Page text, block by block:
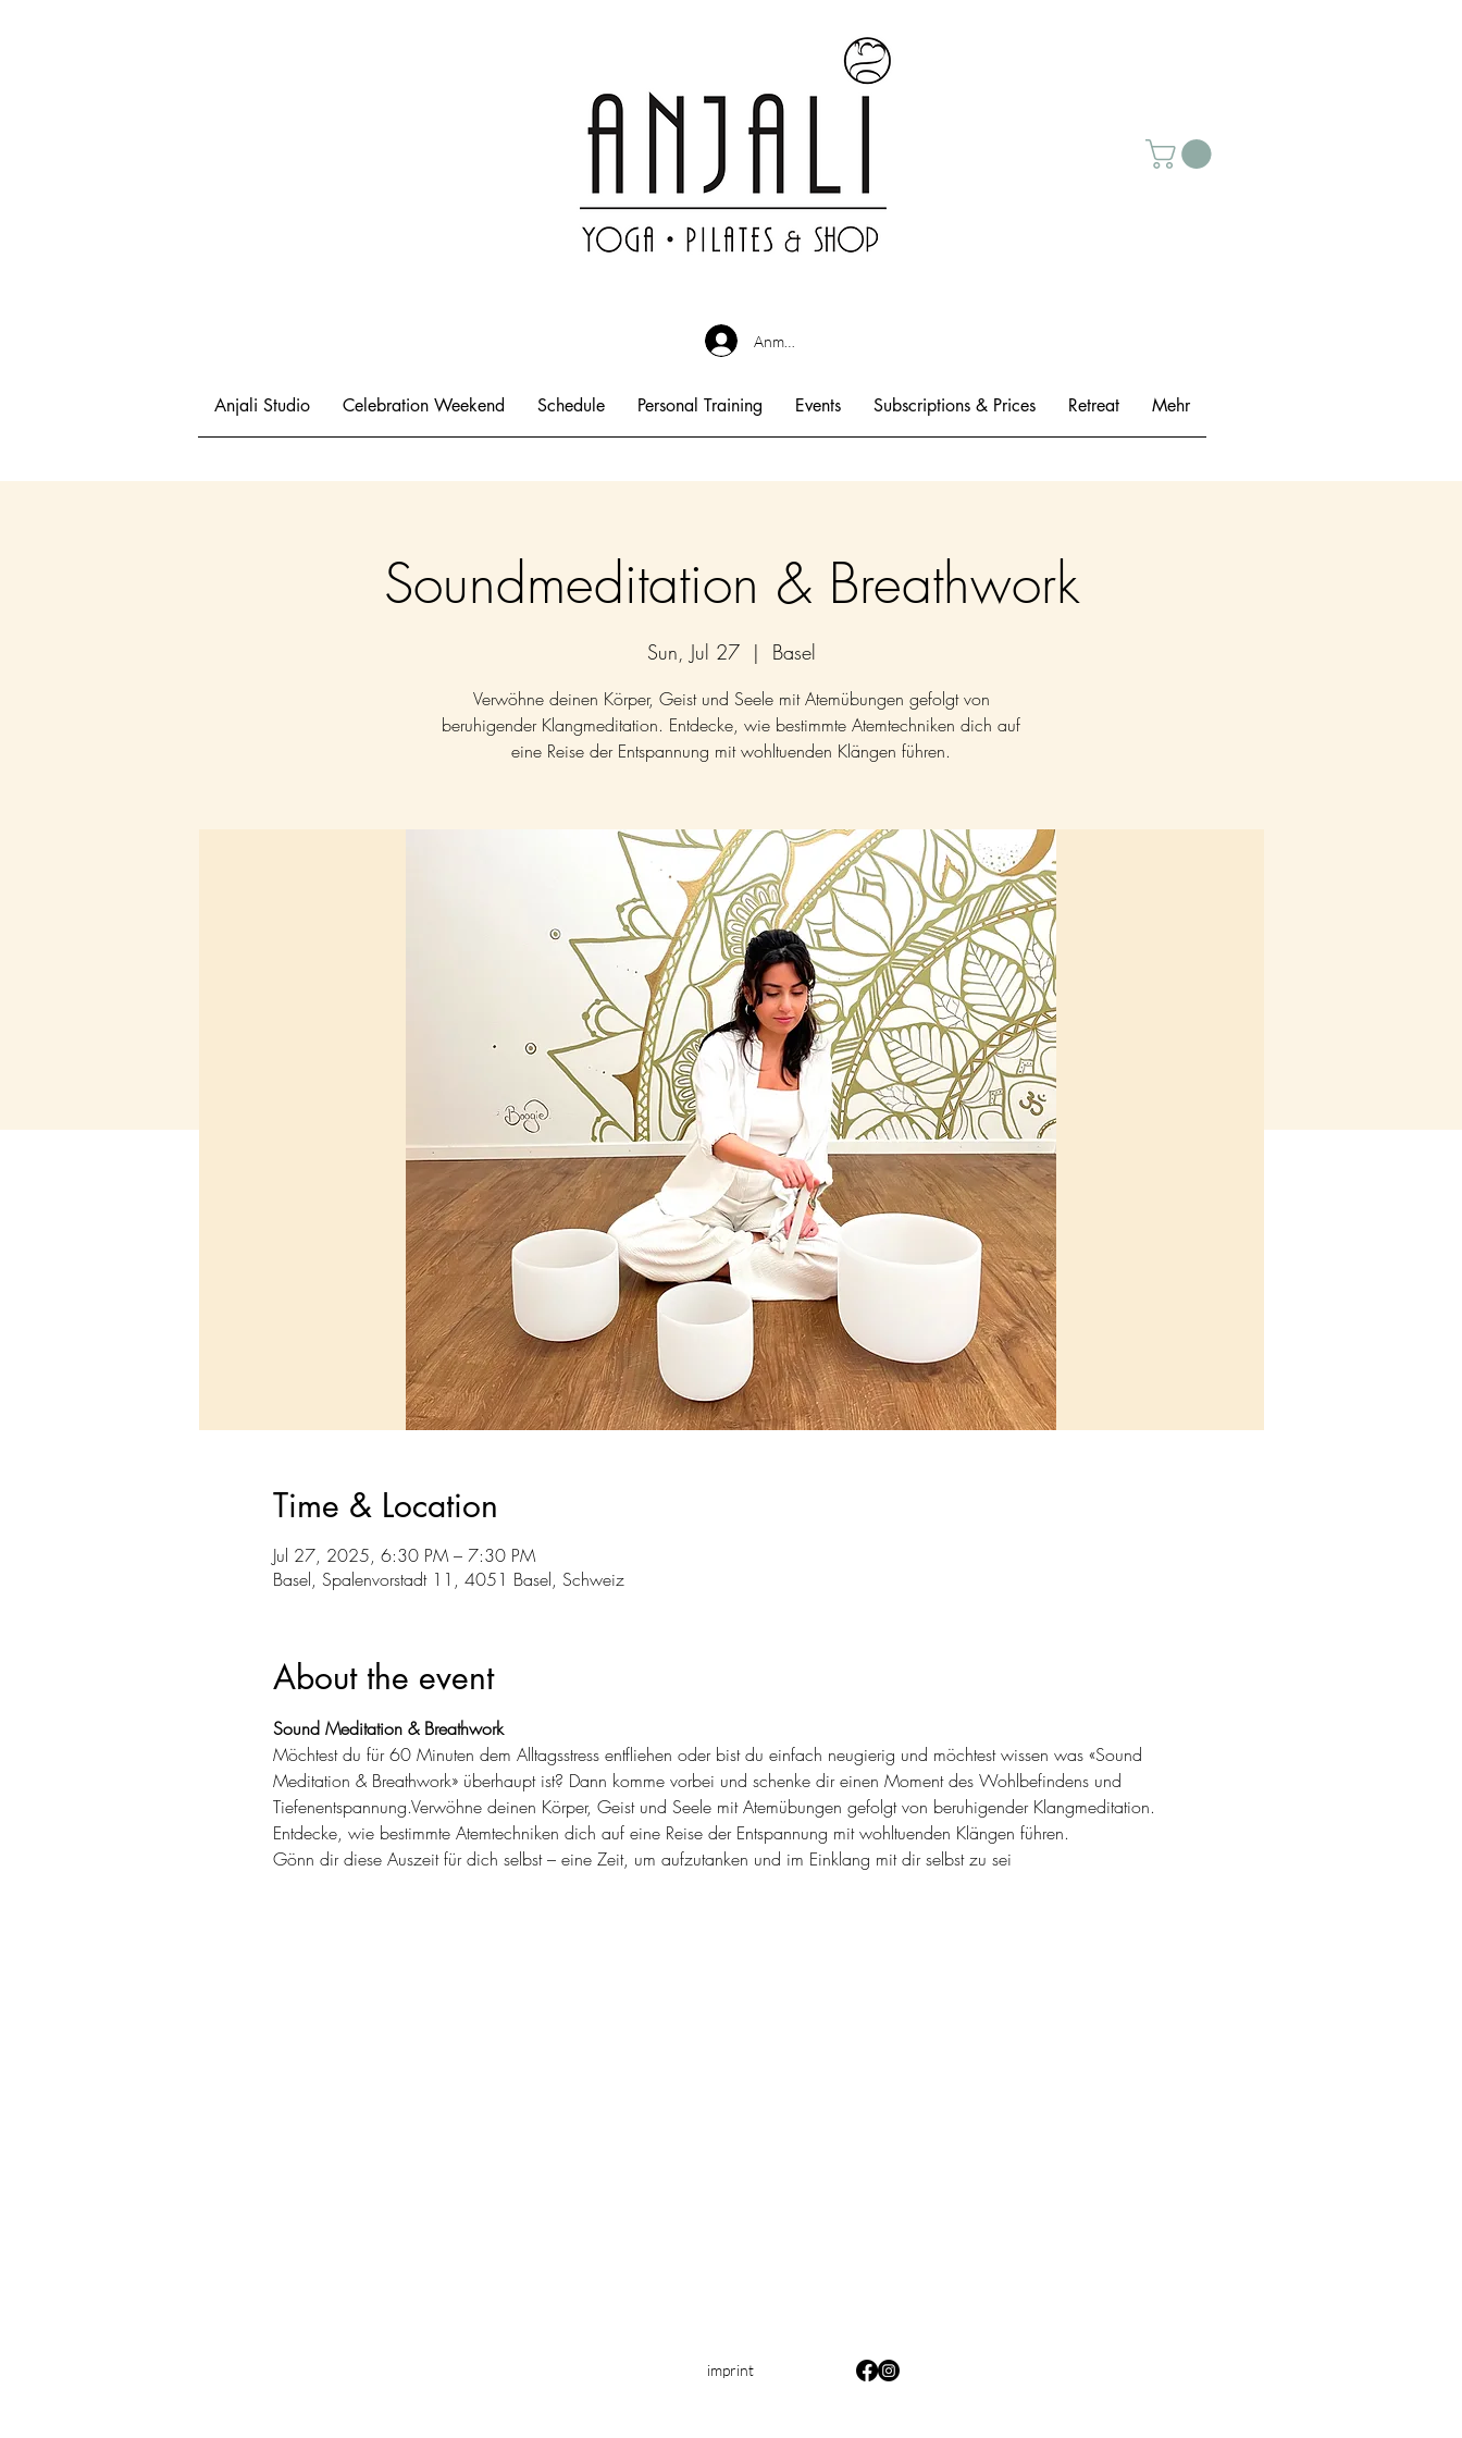
Anmelden
Anjali Studio Celebration Weekend Schedule Personal Training Events Subscriptions & Prices Retreat Mehr
Soundmeditation & Breathwork
Sun, Jul 27
  |
Basel
Verwöhne deinen Körper, Geist und Seele mit Atemübungen gefolgt von
beruhigender Klangmeditation. Entdecke, wie bestimmte Atemtechniken dich auf
eine Reise der Entspannung mit wohltuenden Klängen führen.
Time & Location
Jul 27, 2025, 6:30 PM – 7:30 PM
Basel, Spalenvorstadt 11, 4051 Basel, Schweiz
About the event
Sound Meditation & Breathwork
Möchtest du für 60 Minuten dem Alltagsstress entfliehen oder bist du einfach neugierig und möchtest wissen was «Sound
Meditation & Breathwork» überhaupt ist? Dann komme vorbei und schenke dir einen Moment des Wohlbefindens und
Tiefenentspannung.Verwöhne deinen Körper, Geist und Seele mit Atemübungen gefolgt von beruhigender Klangmeditation.
Entdecke, wie bestimmte Atemtechniken dich auf eine Reise der Entspannung mit wohltuenden Klängen führen.
Gönn dir diese Auszeit für dich selbst – eine Zeit, um aufzutanken und im Einklang mit dir selbst zu sei
imprint